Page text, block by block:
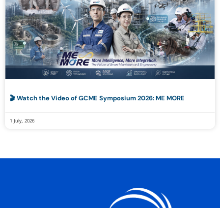
🎬 Watch the Video of GCME Symposium 2026: ME MORE
1 July, 2026